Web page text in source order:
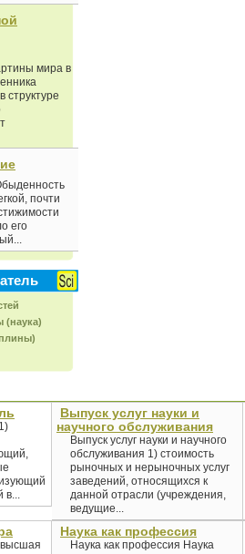
мира в
структуре
почти
его
(наука)
в...
Выпуск услуг науки и
научного обслуживания
Выпуск услуг науки и научного
обслуживания 1) стоимость
рыночных и нерыночных услуг
заведений, относящихся к
данной отрасли (учреждения,
ведущие...
Наука как профессия
Наука как профессия Наука